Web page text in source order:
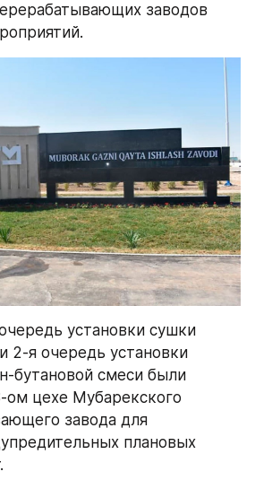
заводов
установки сушки
2-я очередь установки
бутановой смеси были
ом цехе Мубарекского
завода для
плановых